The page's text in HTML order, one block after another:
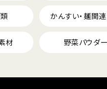
かんすい・麺関
材 野菜パウダー